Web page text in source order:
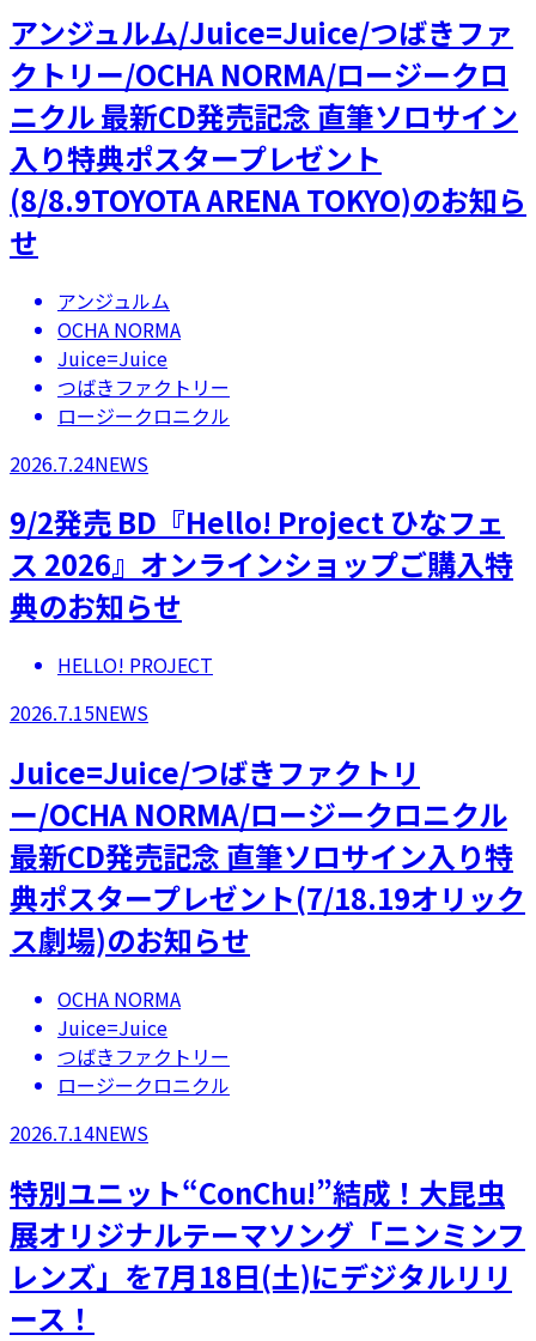
アンジュルム/Juice=Juice/つばきファ
クトリー/OCHA NORMA/ロージークロ
ニクル 最新CD発売記念 直筆ソロサイン
入り特典ポスタープレゼント
(8/8.9TOYOTA ARENA TOKYO)のお知ら
せ
アンジュルム
OCHA NORMA
Juice=Juice
つばきファクトリー
ロージークロニクル
2026.7.24NEWS
9/2発売 BD『Hello! Project ひなフェ
ス 2026』オンラインショップご購入特
典のお知らせ
HELLO! PROJECT
2026.7.15NEWS
Juice=Juice/つばきファクトリ
ー/OCHA NORMA/ロージークロニクル
最新CD発売記念 直筆ソロサイン入り特
典ポスタープレゼント(7/18.19オリック
ス劇場)のお知らせ
OCHA NORMA
Juice=Juice
つばきファクトリー
ロージークロニクル
2026.7.14NEWS
特別ユニット“ConChu!”結成！大昆虫
展オリジナルテーマソング「ニンミンフ
レンズ」を7月18日(土)にデジタルリリ
ース！